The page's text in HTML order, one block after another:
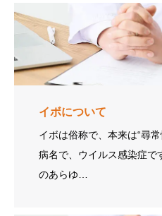
イボについて
イボは俗称で、本来は“尋
病名で、ウイルス感染症です。 老若男女問わ
のあらゆ…